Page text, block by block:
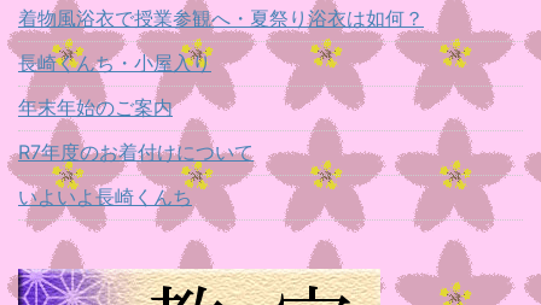
着物風浴衣で授業参観へ・夏祭り浴衣は如何？
長崎くんち・小屋入り
年末年始のご案内
R7年度のお着付けについて
いよいよ長崎くんち